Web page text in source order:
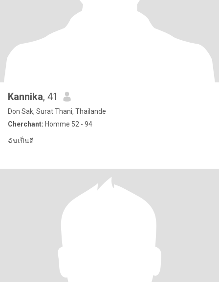
Kannika, 41
Don Sak, Surat Thani, Thailande
Cherchant: Homme 52 - 94
ฉันเป็นดี